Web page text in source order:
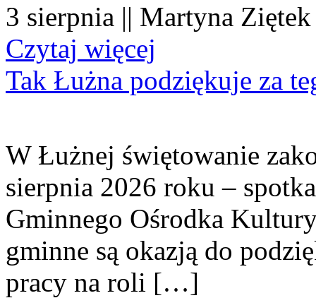
3 sierpnia || Martyna
Czytaj więcej
Tak Łużna podziękuje za
W Łużnej świętowanie
sierpnia 2026 roku –
Gminnego Ośrodka
gminne są okazją do
pracy na roli […]